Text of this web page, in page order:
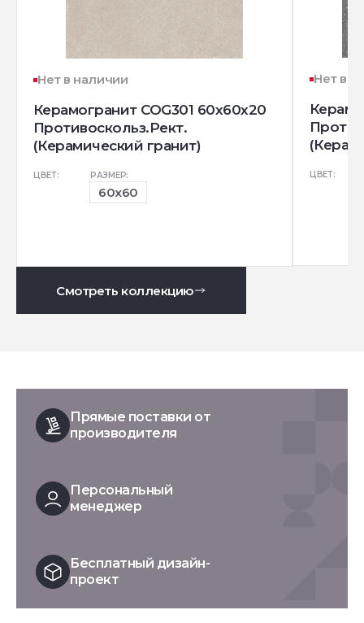
Нет в наличии
Керамогранит COG301 60x60x20
Противоскольз.Рект.
(Керамический гранит)
ЦВЕТ: РАЗМЕР:
60x60
Нет в
ЦВЕТ:
Смотреть коллекцию
Прямые поставки от
производителя
Персональный
менеджер
Бесплатный дизайн-
проект